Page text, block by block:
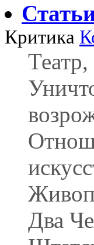
Критика
Два